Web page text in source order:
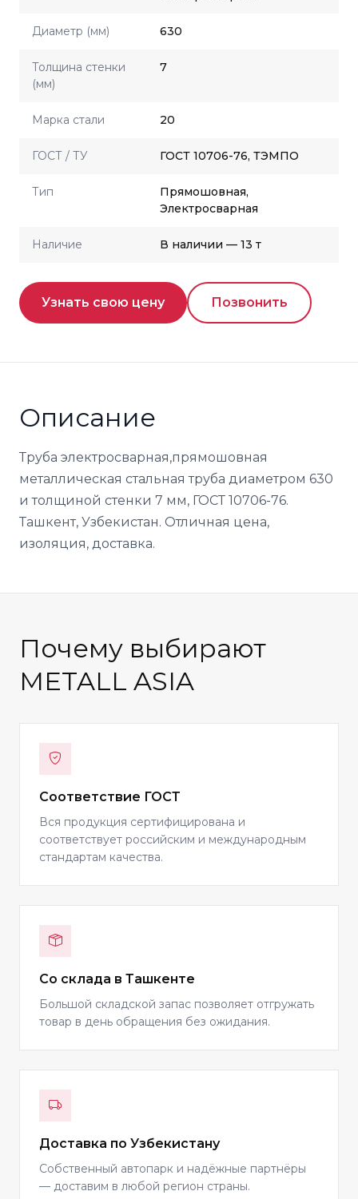
Диаметр (мм) 630
Толщина стенки
(мм)
7
Марка стали 20
ГОСТ / ТУ ГОСТ 10706-76, ТЭМПО
Тип
Прямошовная,
Электросварная
Наличие В наличии — 13 т
Узнать свою цену Позвонить
Описание
Труба электросварная,прямошовная
металлическая стальная труба диаметром 630
и толщиной стенки 7 мм, ГОСТ 10706-76.
Ташкент, Узбекистан. Отличная цена,
изоляция, доставка.
Почему выбирают
METALL ASIA
Соответствие ГОСТ
Вся продукция сертифицирована и
соответствует российским и международным
стандартам качества.
Со склада в Ташкенте
Большой складской запас позволяет отгружать
товар в день обращения без ожидания.
Доставка по Узбекистану
Собственный автопарк и надёжные партнёры
— доставим в любой регион страны.